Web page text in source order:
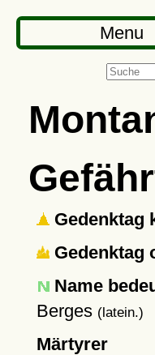
Menu
Gedenktag
Gedenktag
Name
Berges (latein.)
Märtyrer